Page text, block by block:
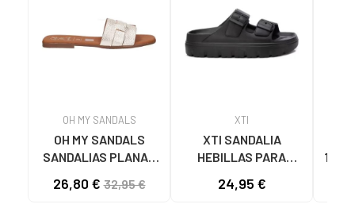
OH MY SANDALS
OH MY SANDALS
SANDALIAS PLANAS
DOYA CHAMPAN
26,80 €32,95 €
XTI
XTI SANDALIA
HEBILLAS PARA
24,95 €